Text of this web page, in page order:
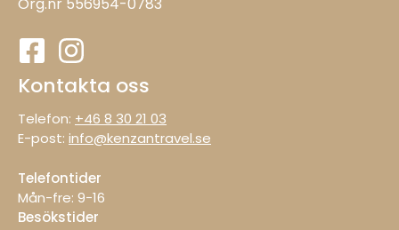
Kontakta oss
Telefon: +46 8 30 21 03
E-post: info@kenzantravel.se
Telefontider
Mån-fre: 9−16
Besökstider